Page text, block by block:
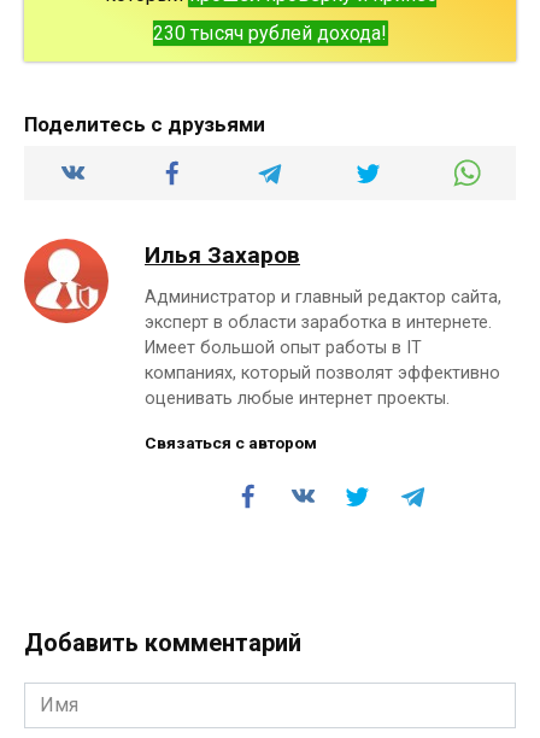
230 тысяч рублей дохода!
Поделитесь с друзьями
Илья Захаров
Администратор и главный редактор сайта,
эксперт в области заработка в интернете.
Имеет большой опыт работы в IT
компаниях, который позволят эффективно
оценивать любые интернет проекты.
Связаться с автором
Добавить комментарий
Имя
*